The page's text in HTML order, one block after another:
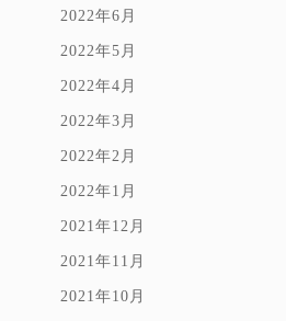
2022年6月
2022年5月
2022年4月
2022年3月
2022年2月
2022年1月
2021年12月
2021年11月
2021年10月